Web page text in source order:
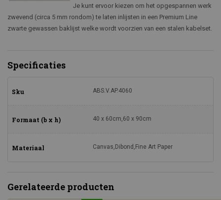
Je kunt ervoor kiezen om het opgespannen werk
zwevend (circa 5 mm rondom) te laten inlijsten in een Premium Line
zwarte gewassen baklijst welke wordt voorzien van een stalen kabelset.
Specificaties
Sku ABS.V.AP.4060
Formaat (b x h) 40 x 60cm,60 x 90cm
Materiaal Canvas,Dibond,Fine Art Paper
Gerelateerde producten